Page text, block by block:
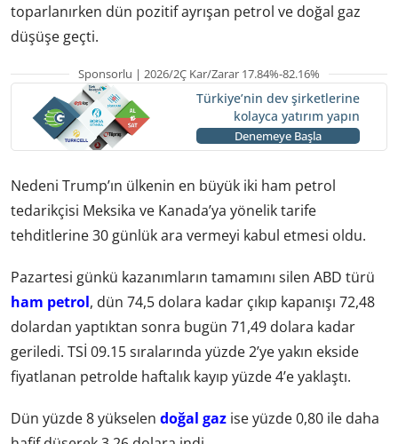
toparlanırken dün pozitif ayrışan petrol ve doğal gaz
düşüşe geçti.
Sponsorlu | 2026/2Ç Kar/Zarar 17.84%-82.16%
Türkiye’nin dev şirketlerine
kolayca yatırım yapın
Denemeye Başla
Nedeni Trump’ın ülkenin en büyük iki ham petrol
tedarikçisi Meksika ve Kanada’ya yönelik tarife
tehditlerine 30 günlük ara vermeyi kabul etmesi oldu.
Pazartesi günkü kazanımların tamamını silen ABD türü
ham petrol, dün 74,5 dolara kadar çıkıp kapanışı 72,48
dolardan yaptıktan sonra bugün 71,49 dolara kadar
geriledi. TSİ 09.15 sıralarında yüzde 2’ye yakın ekside
fiyatlanan petrolde haftalık kayıp yüzde 4’e yaklaştı.
Dün yüzde 8 yükselen doğal gaz ise yüzde 0,80 ile daha